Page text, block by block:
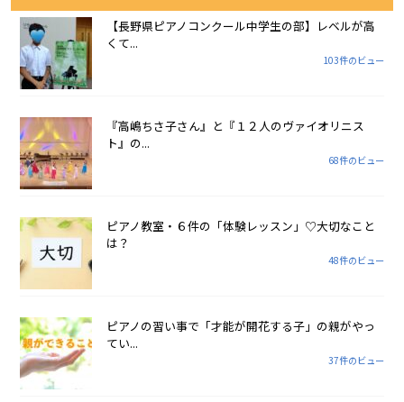
【長野県ピアノコンクール中学生の部】レベルが高
くて...
103件のビュー
『高嶋ちさ子さん』と『１２人のヴァイオリニス
ト』の...
68件のビュー
ピアノ教室・６件の「体験レッスン」♡大切なこと
は？
48件のビュー
ピアノの習い事で「才能が開花する子」の親がやっ
てい...
37件のビュー